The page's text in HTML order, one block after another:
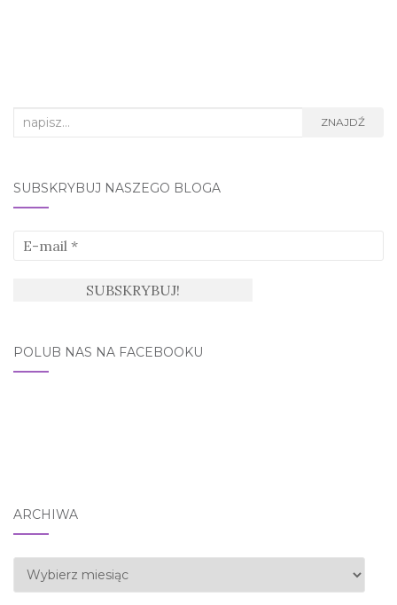
Search
ZNAJDŹ
SUBSKRYBUJ NASZEGO BLOGA
POLUB NAS NA FACEBOOKU
ARCHIWA
Archiwa